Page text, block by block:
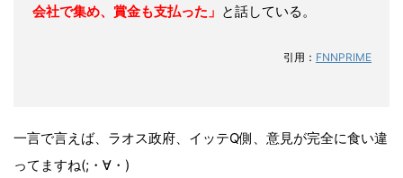
会社で集め、賞金も支払った」 と話している。
引用： FNNPRIME
一言で言えば、ラオス政府、イッテQ側、意見が完全に食い違
ってますね(;・∀・)